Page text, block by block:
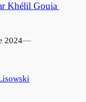
Khélil Gouia
2024—